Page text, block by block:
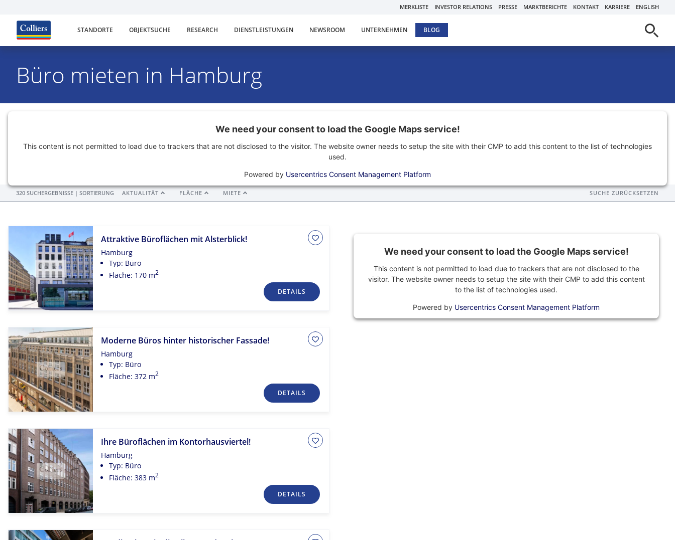
MERKLISTE INVESTOR RELATIONS PRESSE MARKTBERICHTE KONTAKT KARRIERE ENGLISH
STANDORTE OBJEKTSUCHE RESEARCH DIENSTLEISTUNGEN NEWSROOM UNTERNEHMEN BLOG
Büro mieten in Hamburg
We need your consent to load the Google Maps service!
This content is not permitted to load due to trackers that are not disclosed to the visitor. The website owner needs to setup the site with their CMP to add this content to the list of technologies
used.
Powered by Usercentrics Consent Management Platform
320 SUCHERGEBNISSE | SORTIERUNG AKTUALITÄT FLÄCHE MIETE SUCHE ZURÜCKSETZEN
Attraktive Büroflächen mit Alsterblick!
Hamburg
Typ: Büro
Fläche: 170 m2
DETAILS
Moderne Büros hinter historischer Fassade!
Hamburg
Typ: Büro
Fläche: 372 m2
DETAILS
Ihre Büroflächen im Kontorhausviertel!
Hamburg
Typ: Büro
Fläche: 383 m2
DETAILS
We need your consent to load the Google Maps service!
This content is not permitted to load due to trackers that are not disclosed to the
visitor. The website owner needs to setup the site with their CMP to add this content
to the list of technologies used.
Powered by Usercentrics Consent Management Platform